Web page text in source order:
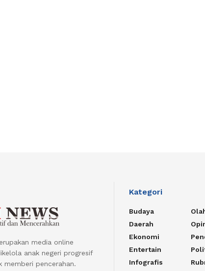
media online
anak negeri progresif
memberi pencerahan.
Kategori
Budaya
Daerah
Ekonomi
Entertain
Infografis